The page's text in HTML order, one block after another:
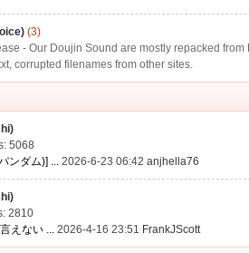
(3)
- Our Doujin Sound are mostly repacked
corrupted filenames from other sites.
5068
ンダム)] ... 2026-6-23 06:42 anjhella76
2810
えない ... 2026-4-16 23:51 FrankJScott